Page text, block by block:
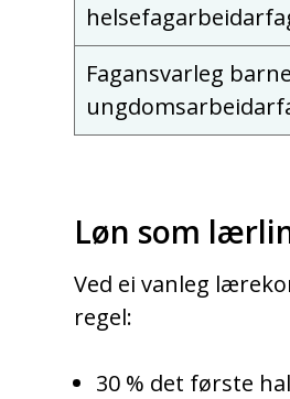
Fagansvarleg
Løn som
Ved ei vanleg
regel:
30 % det første